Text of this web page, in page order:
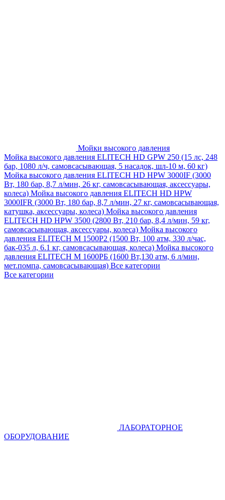
Мойки высокого давления
Мойка высокого давления ELITECH HD GPW 250 (15 лс, 248
бар, 1080 л/ч, самовсасывающая, 5 насадок, шл-10 м, 60 кг)
Мойка высокого давления ELITECH HD HPW 3000IF (3000
Вт, 180 бар, 8,7 л/мин, 26 кг, самовсасывающая, аксессуары,
колеса) Мойка высокого давления ELITECH HD HPW
3000IFR (3000 Вт, 180 бар, 8,7 л/мин, 27 кг, самовсасывающая,
катушка, аксессуары, колеса) Мойка высокого давления
ELITECH HD HPW 3500 (2800 Вт, 210 бар, 8,4 л/мин, 59 кг,
самовсасывающая, аксессуары, колеса) Мойка высокого
давления ELITECH M 1500P2 (1500 Вт, 100 атм, 330 л/час,
бак-035 л, 6.1 кг, самовсасывающая, колеса) Мойка высокого
давления ELITECH М 1600РБ (1600 Вт,130 атм, 6 л/мин,
мет.помпа, самовсасывающая) Все категории
Все категории
ЛАБОРАТОРНОЕ
ОБОРУДОВАНИЕ